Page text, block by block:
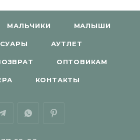
МАЛЬЧИКИ МАЛЫШИ
АУТЛЕТ
ОПТОВИКАМ
КОНТАКТЫ